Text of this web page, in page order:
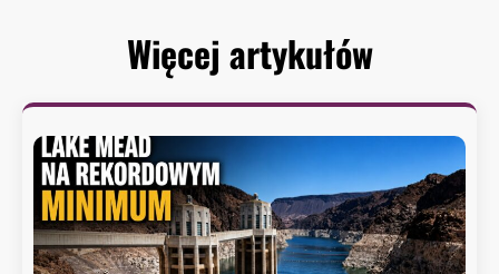
Więcej artykułów